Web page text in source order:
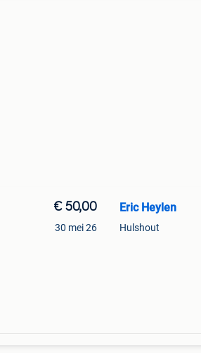
€ 50,00
30 mei 26
Eric Heylen
Hulshout